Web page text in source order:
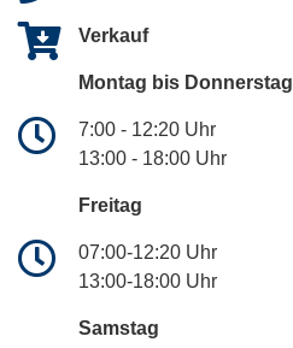
Verkauf
Montag bis Donnerstag
7:00 - 12:20 Uhr
13:00 - 18:00 Uhr
Freitag
07:00-12:20 Uhr
13:00-18:00 Uhr
Samstag